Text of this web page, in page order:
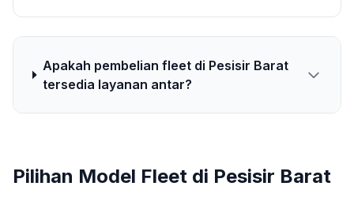
Apakah pembelian fleet di Pesisir Barat
tersedia layanan antar?
Pilihan Model Fleet di Pesisir Barat